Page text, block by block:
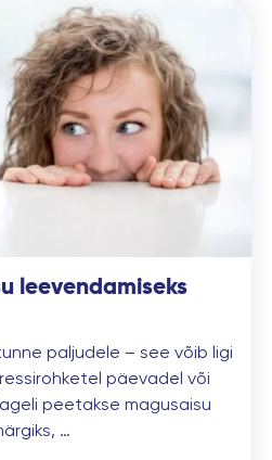
leevendamiseks
paljudele – see võib ligi
päevadel või
peetakse magusaisu
…